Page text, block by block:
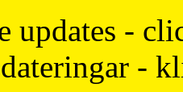
updates -
-